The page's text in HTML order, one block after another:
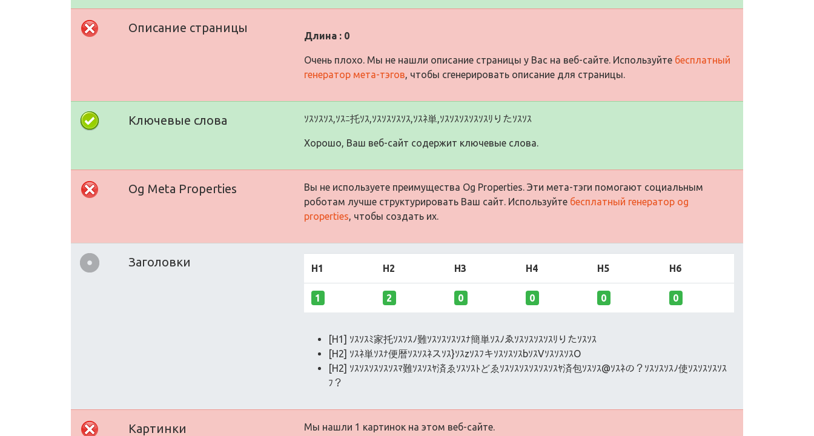
Описание страницы
Длина : 0
Очень плохо. Мы не нашли описание страницы у Вас на веб-сайте. Используйте бесплатный
генератор мета-тэгов, чтобы сгенерировать описание для страницы.
Ключевые слова ｿｽｿｽｿｽ,ｿｽﾆ托ｿｽ,ｿｽｿｽｿｽｿｽ,ｿｽﾈ単,ｿｽｿｽｿｽｿｽｿｽﾘりたｿｽｿｽ
Хорошо, Ваш веб-сайт содержит ключевые слова.
Og Meta Properties
Вы не используете преимущества Og Properties. Эти мета-тэги помогают социальным
роботам лучше структурировать Ваш сайт. Используйте бесплатный генератор og
properties, чтобы создать их.
Заголовки H1 H2 H3 H4 H5 H6
1 2 0 0 0 0
[H1] ｿｽｿｽﾐ家托ｿｽｿｽﾉ難ｿｽｿｽｿｽｿｽﾅ簡単ｿｽﾉゑｿｽｿｽｿｽｿｽﾘりたｿｽｿｽ
[H2] ｿｽﾈ単ｿｽﾅ便暦ｿｽｿｽﾈスｿｽ}ｿｽzｿｽﾌキｿｽｿｽｿｽbｿｽVｿｽｿｽｿｽO
[H2] ｿｽｿｽｿｽｿｽｿｽﾏ難ｿｽｿｽﾔ済ゑｿｽｿｽﾄどゑｿｽｿｽｿｽｿｽｿｽｿｽﾔ済包ｿｽｿｽ@ｿｽﾈの？ｿｽｿｽｿｽﾉ使ｿｽｿｽｿｽｿｽ
ﾌ？
Картинки Мы нашли 1 картинок на этом веб-сайте.